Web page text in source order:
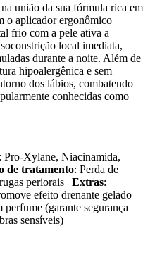
união da sua fórmula rica em
o aplicador ergonômico
frio com a pele ativa a
local imediata,
durante a noite. Além de
hipoalergênica e sem
dos lábios, combatendo
conhecidas como
: Pro-Xylane, Niacinamida,
de tratamento: Perda de
periorais | Extras:
efeito drenante gelado
(garante segurança
sensíveis)